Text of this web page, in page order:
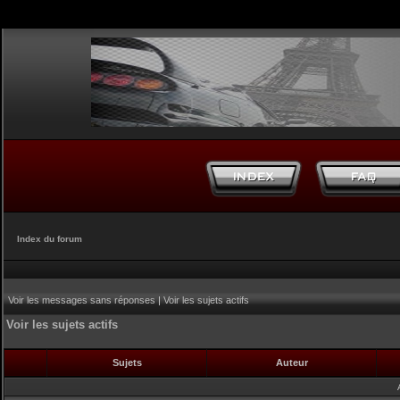
Index du forum
Voir les messages sans réponses|Voir les sujets actifs
Voir les sujets actifs
Sujets Auteur